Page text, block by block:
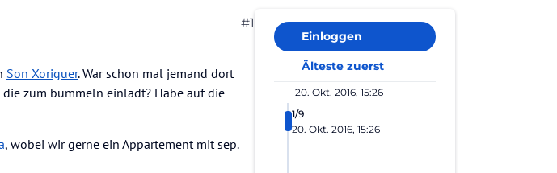
#1
Son Xoriguer. War schon mal jemand dort
zum bummeln einlädt? Habe auf die
, wobei wir gerne ein Appartement mit sep.
Einloggen
Älteste zuerst
20. Okt. 2016, 15:26
1/9
20. Okt. 2016, 15:26